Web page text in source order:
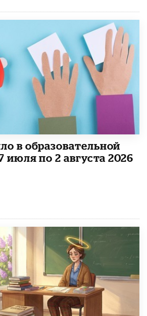
в образовательной
июля по 2 августа 2026